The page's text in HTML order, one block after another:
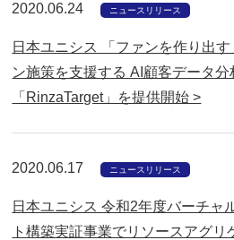
2020.06.24 ニュースリリース
日本ユニシス 「ファンを作り出
ン施策を支援する AI顧客データ分
「RinzaTarget」を提供開始 >
2020.06.17 ニュースリリース
日本ユニシス 令和2年度バーチャ
ト構築実証事業でリソースアグリ